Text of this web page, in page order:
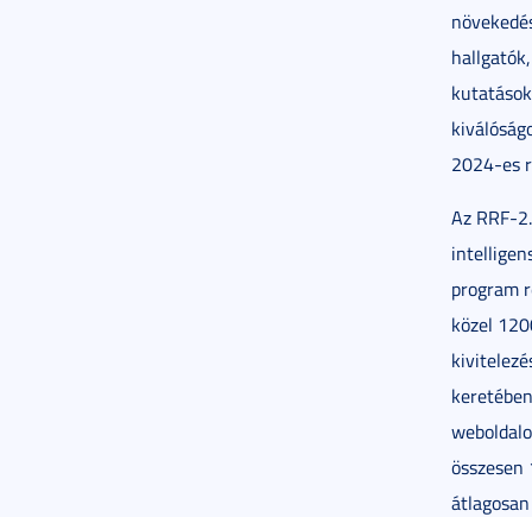
2024-es
Az RRF-
program
közel